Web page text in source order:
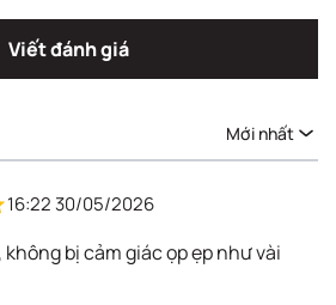
Viết đánh giá
Mới nhất
16:22 30/05/2026
bị cảm giác ọp ẹp như vài